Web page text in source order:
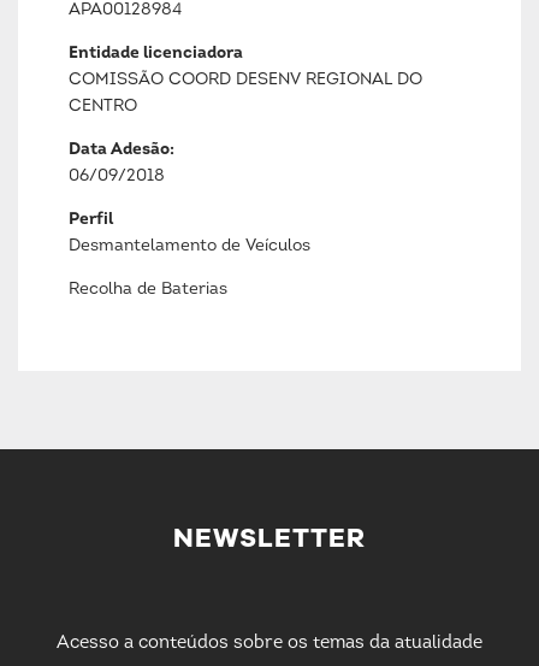
APA00128984
Entidade licenciadora
COMISSÃO COORD DESENV REGIONAL DO
CENTRO
Data Adesão:
06/09/2018
Perfil
Desmantelamento de Veículos
Recolha de Baterias
NEWSLETTER
Acesso a conteúdos sobre os temas da atualidade